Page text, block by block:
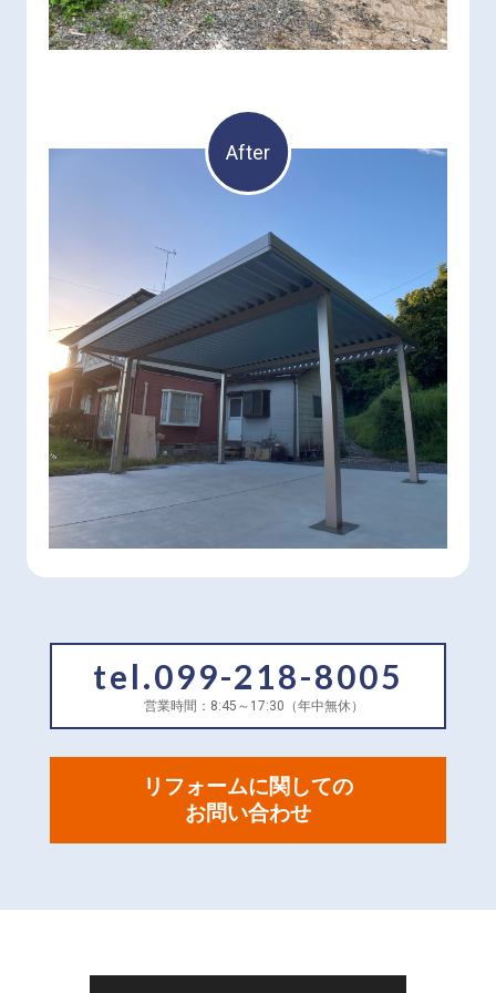
After
tel.099-218-8005
営業時間：8:45～17:30（年中無休）
リフォームに関しての
お問い合わせ